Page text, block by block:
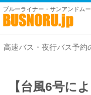
ブルーライナー・サンアンドム
高速バス・夜行バス予約
【台風6号に